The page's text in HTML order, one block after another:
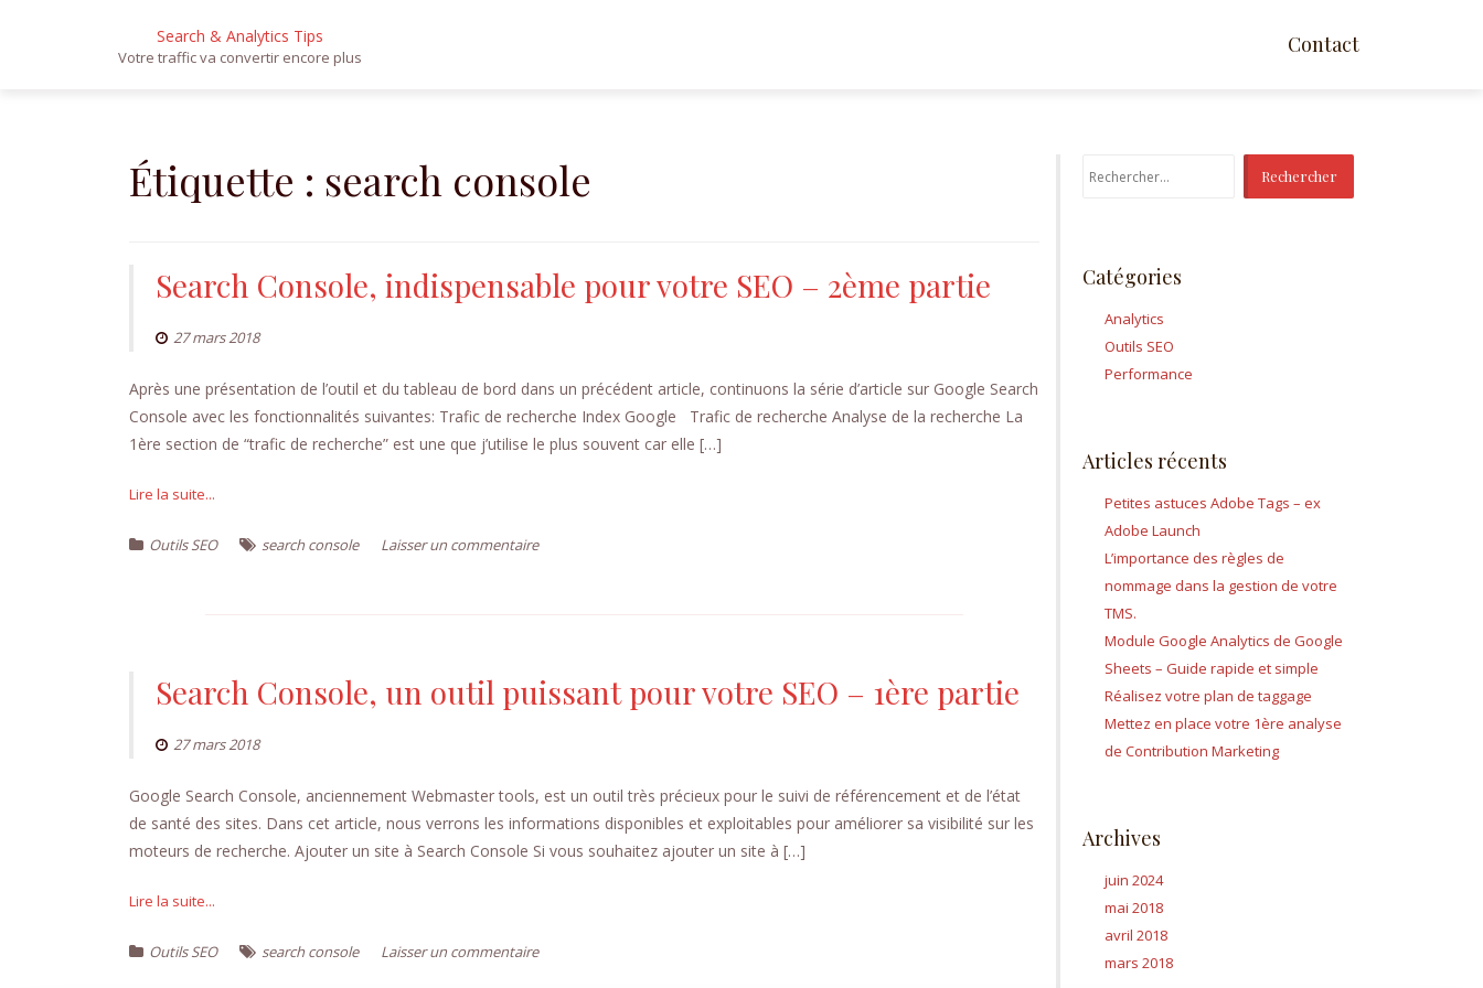
Search & Analytics Tips
Votre traffic va convertir encore plus Contact
Étiquette : search console
Search Console, indispensable pour votre SEO – 2ème partie
27 mars 2018
Après une présentation de l’outil et du tableau de bord dans un précédent article, continuons la série d’article sur Google Search
Console avec les fonctionnalités suivantes: Trafic de recherche Index Google Trafic de recherche Analyse de la recherche La
1ère section de “trafic de recherche” est une que j’utilise le plus souvent car elle […]
Lire la suite...
Outils SEO search console Laisser un commentaire
Search Console, un outil puissant pour votre SEO – 1ère partie
27 mars 2018
Google Search Console, anciennement Webmaster tools, est un outil très précieux pour le suivi de référencement et de l’état
de santé des sites. Dans cet article, nous verrons les informations disponibles et exploitables pour améliorer sa visibilité sur les
moteurs de recherche. Ajouter un site à Search Console Si vous souhaitez ajouter un site à […]
Lire la suite...
Outils SEO search console Laisser un commentaire
Rechercher :
Catégories
Analytics
Outils SEO
Performance
Articles récents
Petites astuces Adobe Tags – ex
Adobe Launch
L’importance des règles de
nommage dans la gestion de votre
TMS.
Module Google Analytics de Google
Sheets – Guide rapide et simple
Réalisez votre plan de taggage
Mettez en place votre 1ère analyse
de Contribution Marketing
Archives
juin 2024
mai 2018
avril 2018
mars 2018